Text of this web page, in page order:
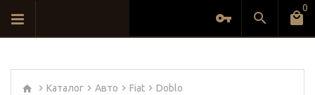
0
Каталог Авто Fiat Doblo